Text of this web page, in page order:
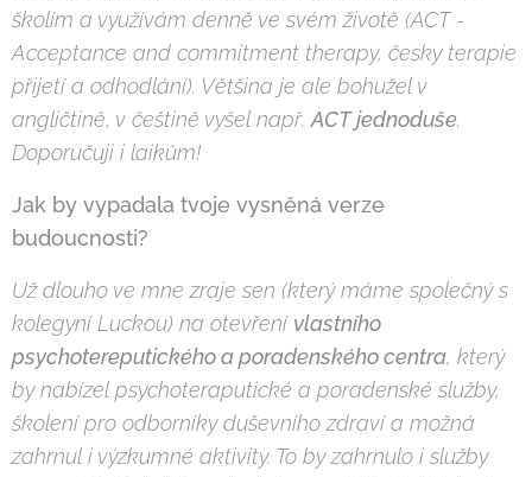
školím a využívám denně ve svém životě (ACT -
Acceptance and commitment therapy, česky terapie
přijetí a odhodlání). Většina je ale bohužel v
angličtině, v češtině vyšel např. ACT jednoduše.
Doporučuji i laikům!
Jak by vypadala tvoje vysněná verze
budoucnosti?
Už dlouho ve mne zraje sen (který máme společný s
kolegyní Luckou) na otevření vlastního
psychotereputického a poradenského centra, který
by nabízel psychoteraputické a poradenské služby,
školení pro odborníky duševního zdraví a možná
zahrnul i výzkumné aktivity. To by zahrnulo i služby